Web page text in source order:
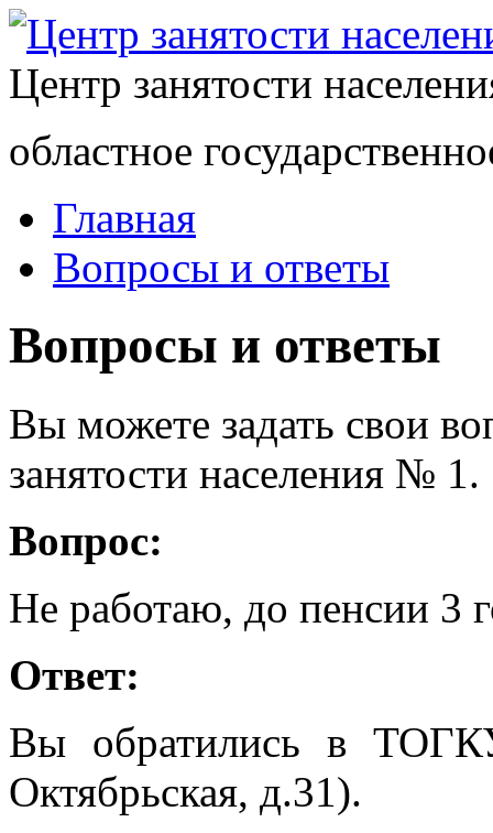
Центр занятости
областное
Главная
Вопросы и ответы
Вопросы и ответы
Вы можете задать свои
занятости населения № 1.
Вопрос:
Не работаю, до пенсии 3
Ответ:
Вы обратились в
Октябрьская, д.31).